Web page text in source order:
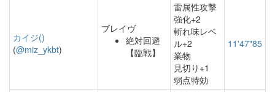
カイジ()
(@miz_ykbt)
ブレイヴ
絶対回避
【臨戦】
雷属性攻撃
強化+2
斬れ味レベ
ル+2
業物
見切り+1
弱点特効
11'47"85